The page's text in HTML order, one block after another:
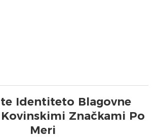
Identiteto Blagovne
Značkami Po
Meri